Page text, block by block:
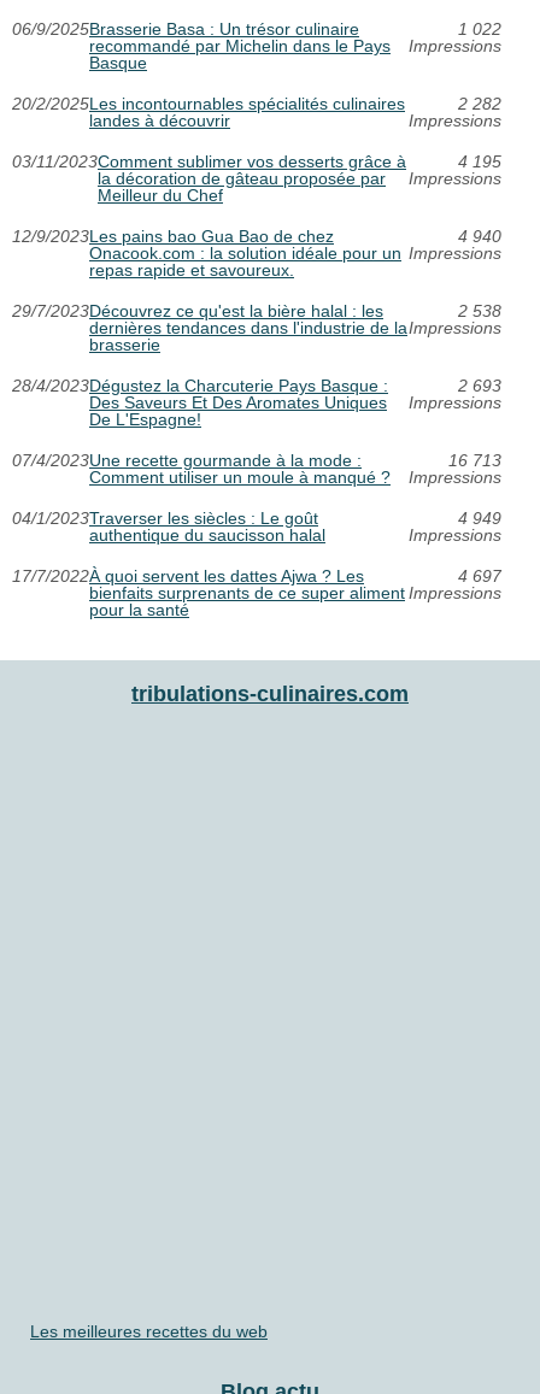
06/9/2025Brasserie Basa : Un trésor culinaire
recommandé par Michelin dans le Pays
Basque
1 022
Impressions
20/2/2025Les incontournables spécialités culinaires
landes à découvrir
2 282
Impressions
03/11/2023Comment sublimer vos desserts grâce à
la décoration de gâteau proposée par
Meilleur du Chef
4 195
Impressions
12/9/2023Les pains bao Gua Bao de chez
Onacook.com : la solution idéale pour un
repas rapide et savoureux.
4 940
Impressions
29/7/2023Découvrez ce qu'est la bière halal : les
dernières tendances dans l'industrie de la
brasserie
2 538
Impressions
28/4/2023Dégustez la Charcuterie Pays Basque :
Des Saveurs Et Des Aromates Uniques
De L'Espagne!
2 693
Impressions
07/4/2023Une recette gourmande à la mode :
Comment utiliser un moule à manqué ?
16 713
Impressions
04/1/2023Traverser les siècles : Le goût
authentique du saucisson halal
4 949
Impressions
17/7/2022À quoi servent les dattes Ajwa ? Les
bienfaits surprenants de ce super aliment
pour la santé
4 697
Impressions
tribulations-culinaires.com
Les meilleures recettes du web